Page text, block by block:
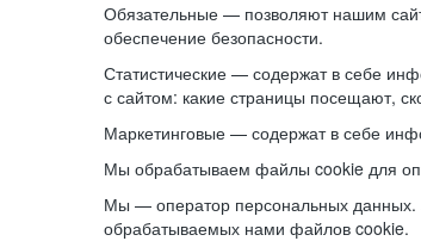
Обязательные — позволяют нашим
обеспечение безопасности.
Статистические — содержат в себе
с сайтом: какие страницы посещают,
Маркетинговые — содержат в себе
Мы обрабатываем файлы cookie для
Мы — оператор персональных данных.
обрабатываемых нами файлов cookie.